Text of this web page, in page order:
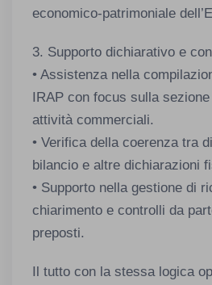
economico-patrimoniale
3. Supporto dichiarativo e
• Assistenza nella
IRAP con focus sulla
attività commerciali.
• Verifica della coerenza tra
bilancio e altre dichiarazioni
• Supporto nella gestione di
chiarimento e controlli da
preposti.
Il tutto con la stessa logica